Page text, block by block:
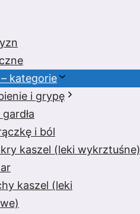
kategorie
i grypę
i ból
kaszel (leki wykrztuśne)
kaszel (leki